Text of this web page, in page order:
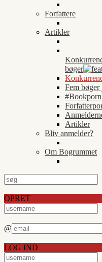
Forfattere
Artikler
bøger
Fem
#Bookporn
Artikler
Bliv anmelder?
Om Bogrummet
OPRET
@
LOG IND